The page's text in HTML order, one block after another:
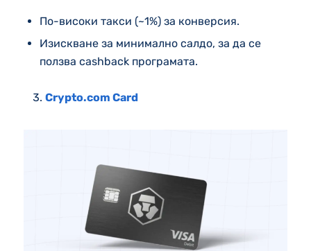
По-високи такси (~1%) за конверсия.
Изискване за минимално салдо, за да се
ползва cashback програмата.
Crypto.com Card